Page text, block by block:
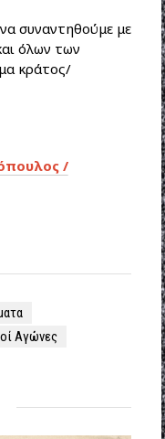
συναντηθούμε με
όλων των
κράτος/
/
Αγώνες